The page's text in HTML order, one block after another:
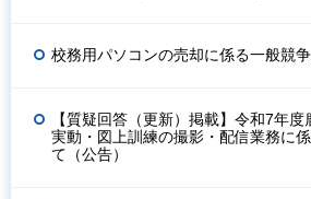
校務用パソコンの売却に係る一般競
【質疑回答（更新）掲載】令和7年
実動・図上訓練の撮影・配信業務に
て（公告）